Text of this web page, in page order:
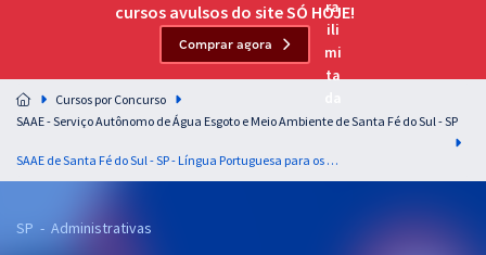
Residências Multiprofissionais
Preparação completa e intensiva para as principais
residências em saúde do Brasil
Concursos
cursos avulsos do site SÓ HOJE!
Comprar agora
Cursos por Concurso
SAAE - Serviço Autônomo de Água Esgoto e Meio Ambiente de Santa Fé do Sul - SP
SAAE de Santa Fé do Sul - SP - Língua Portuguesa para os Cargos de Nível Médio com os Professores Lucas Lemos e Wagner Sousa
SP - Administrativas